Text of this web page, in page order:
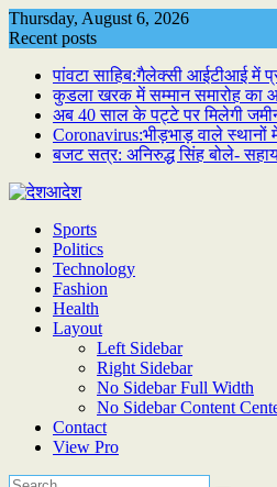
Skip
to
Thursday, August 6, 2026
Recent posts
पांवटा साहिब:गैलेक्सी आईटीआई में
कुडला खरक में सम्मान समारोह का
अब 40 साल के पट्टे पर मिलेगी
Coronavirus:भीड़भाड़ वाले
बजट सत्र: अनिरुद्ध सिंह बोले-
Sports
Politics
Technology
Fashion
Health
Layout
Left Sidebar
Right Sidebar
No Sidebar Full Width
No Sidebar Content
Contact
View Pro